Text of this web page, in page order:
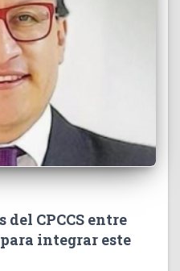
del CPCCS entre
integrar este